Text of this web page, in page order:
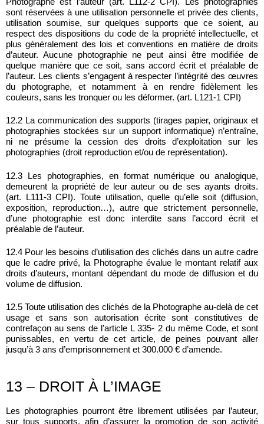
sont réservées à une utilisation personnelle et privée des clients,
utilisation soumise, sur quelques supports que ce soient, au
respect des dispositions du code de la propriété intellectuelle, et
plus généralement des lois et conventions en matière de droits
d’auteur. Aucune photographie ne peut ainsi être modifiée de
quelque manière que ce soit, sans accord écrit et préalable de
l’auteur. Les clients s’engagent à respecter l’intégrité des œuvres
du photographe, et notamment à en rendre fidèlement les
couleurs, sans les tronquer ou les déformer. (art. L121-1 CPI)
12.2 La communication des supports (tirages papier, originaux et
photographies stockées sur un support informatique) n’entraîne,
ni ne présume la cession des droits d’exploitation sur les
photographies (droit reproduction et/ou de représentation).
12.3 Les photographies, en format numérique ou analogique,
demeurent la propriété de leur auteur ou de ses ayants droits.
(art. L111-3 CPI). Toute utilisation, quelle qu’elle soit (diffusion,
exposition, reproduction…), autre que strictement personnelle,
d’une photographie est donc interdite sans l’accord écrit et
préalable de l’auteur.
12.4 Pour les besoins d’utilisation des clichés dans un autre cadre
que le cadre privé, la Photographe évalue le montant relatif aux
droits d’auteurs, montant dépendant du mode de diffusion et du
volume de diffusion.
12.5 Toute utilisation des clichés de la Photographe au-delà de cet
usage et sans son autorisation écrite sont constitutives de
contrefaçon au sens de l’article L 335- 2 du même Code, et sont
punissables, en vertu de cet article, de peines pouvant aller
jusqu’à 3 ans d’emprisonnement et 300.000 € d’amende.
13 – DROIT À L’IMAGE
Les photographies pourront être librement utilisées par l’auteur,
sur tous supports, afin d’assurer la promotion de son activité